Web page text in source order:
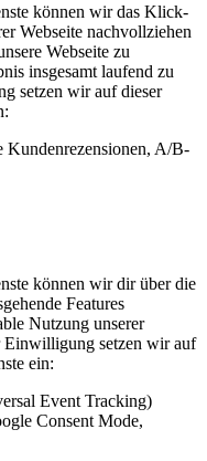
können wir das Klick-
Webseite nachvollziehen
Webseite zu
insgesamt laufend zu
setzen wir auf dieser
A/B-
können wir dir über die
Features
Nutzung unserer
Einwilligung setzen wir auf
ein:
Event Tracking)
Consent Mode,